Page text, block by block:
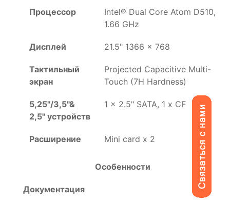
Процессор
Intel® Dual Core Atom D510,
1.66 GHz
Дисплей 21.5" 1366 x 768
Тактильный
экран
Projected Capacitive Multi-
Touch (7H Hardness)
5,25"/3,5"&
2,5" устройств
1 x 2.5" SATA, 1 x CF
Расширение Mini card x 2
Особенности
Документация